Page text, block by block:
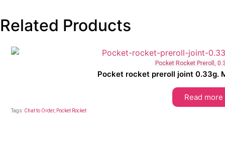
Related Products
Pocket Rocket Preroll ,
Pocket rocket preroll joint 0.33g.
Read more
Tags: Chat to Order, Pocket Rocket